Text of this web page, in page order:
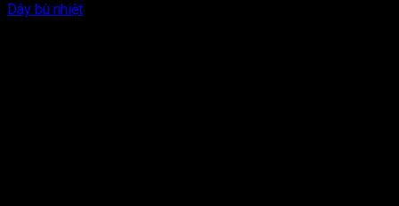
Dây bù nhiệt